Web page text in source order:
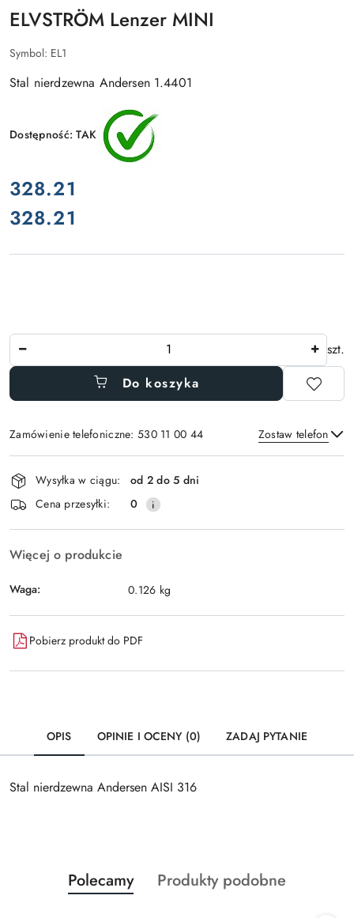
ELVSTRÖM Lenzer MINI
Symbol: EL1
Stal nierdzewna Andersen 1.4401
Dostępność:TAK
cena:
328.21
Cena:
328.21
Ilość
szt.
Do koszyka
Zamówienie telefoniczne: 530 11 00 44 Zostaw telefon
Wyślij
Dostępność
i
dostawa
Wysyłka w ciągu:
od 2 do 5 dni
Cena przesyłki:
0
Więcej o produkcie
Waga: 0.126 kg
Pobierz produkt do PDF
OPIS OPINIE I OCENY (0) ZADAJ PYTANIE
Stal nierdzewna Andersen AISI 316
Pomiń karuzelę produktów
Produkty
o
Polecamy
Produkty
Produkty podobne